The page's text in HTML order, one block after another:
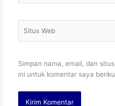
Web
Simpan nama, email, dan
ini untuk komentar saya